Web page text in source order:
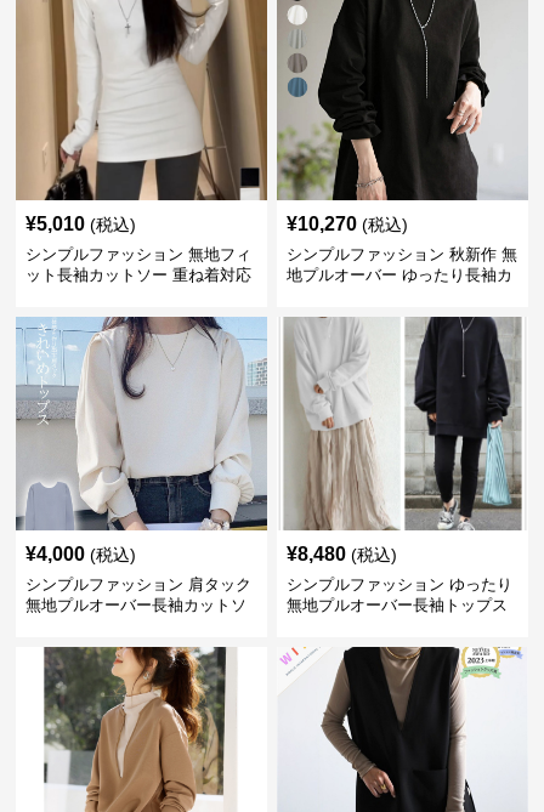
¥5,010 (税込)
シンプルファッション 無地フィ
ット長袖カットソー 重ね着対応
¥10,270 (税込)
シンプルファッション 秋新作 無
地プルオーバー ゆったり長袖カ
¥4,000 (税込)
シンプルファッション 肩タック
無地プルオーバー長袖カットソ
¥8,480 (税込)
シンプルファッション ゆったり
無地プルオーバー長袖トップス